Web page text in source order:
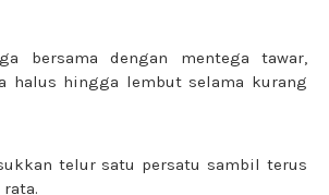
bersama dengan mentega tawar,
halus hingga lembut selama kurang
telur satu persatu sambil terus